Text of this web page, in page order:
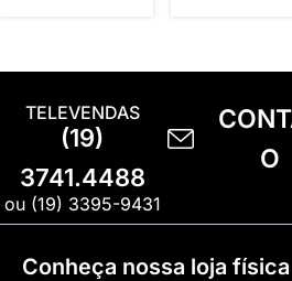
TELEVENDAS
(19)
3741.4488
ou (19) 3395-9431
O
Conheça nossa loja física